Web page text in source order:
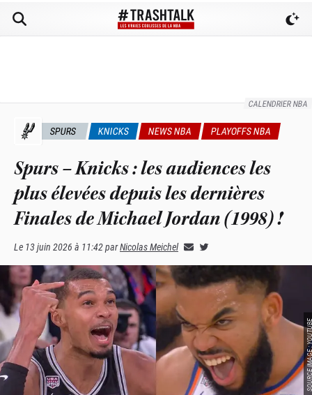
CALENDRIER NBA
SPURS KNICKS NEWS NBA PLAYOFFS NBA
Spurs – Knicks : les audiences les
plus élevées depuis les dernières
Finales de Michael Jordan (1998) !
Le 13 juin 2026 à 11:42parNicolas Meichel
SOURCE